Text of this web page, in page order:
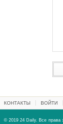
КОНТАКТЫ ВОЙТИ
© 2019 24 Daily. Все права